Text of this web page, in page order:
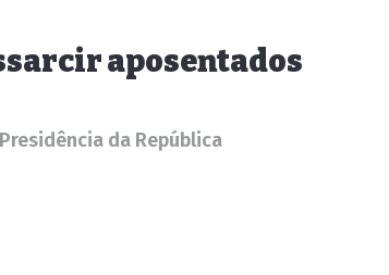
aposentados
da República